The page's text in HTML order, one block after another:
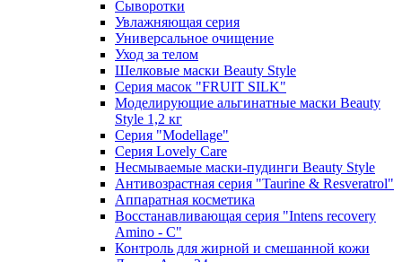
Сыворотки
Увлажняющая серия
Универсальное очищение
Уход за телом
Шелковые маски Beauty Style
Серия масок "FRUIT SILK"
Моделирующие альгинатные маски Beauty
Style 1,2 кг
Серия "Modellage"
Cерия Lovely Care
Несмываемые маски-пудинги Beauty Style
Антивозрастная серия "Taurine & Resveratrol"
Аппаратная косметика
Восстанавливающая серия "Intens recovery
Amino - C"
Контроль для жирной и смешанной кожи